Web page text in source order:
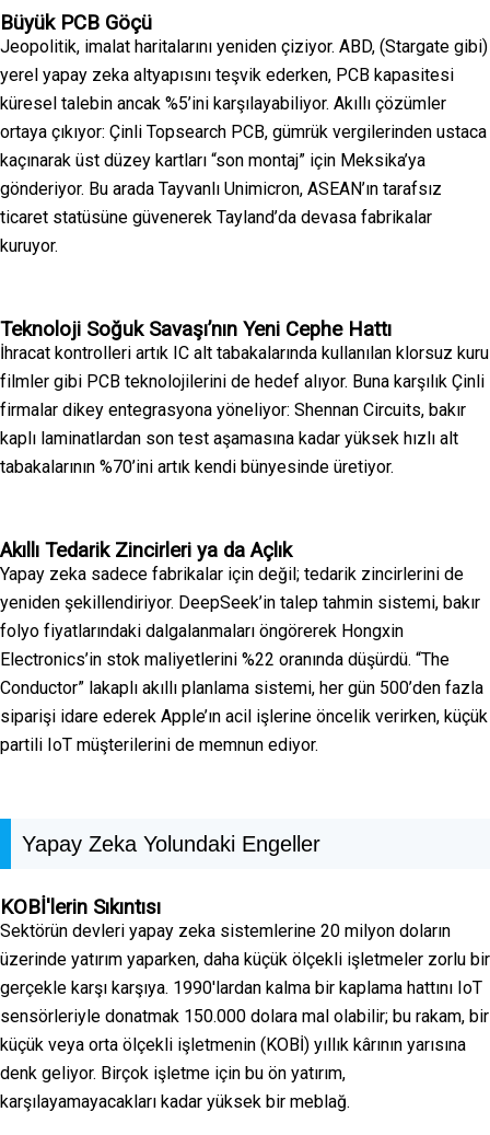
Büyük PCB Göçü
Jeopolitik, imalat haritalarını yeniden çiziyor. ABD, (Stargate gibi)
yerel yapay zeka altyapısını teşvik ederken, PCB kapasitesi
küresel talebin ancak %5’ini karşılayabiliyor. Akıllı çözümler
ortaya çıkıyor: Çinli Topsearch PCB, gümrük vergilerinden ustaca
kaçınarak üst düzey kartları “son montaj” için Meksika’ya
gönderiyor. Bu arada Tayvanlı Unimicron, ASEAN’ın tarafsız
ticaret statüsüne güvenerek Tayland’da devasa fabrikalar
kuruyor.
Teknoloji Soğuk Savaşı’nın Yeni Cephe Hattı
İhracat kontrolleri artık IC alt tabakalarında kullanılan klorsuz kuru
filmler gibi PCB teknolojilerini de hedef alıyor. Buna karşılık Çinli
firmalar dikey entegrasyona yöneliyor: Shennan Circuits, bakır
kaplı laminatlardan son test aşamasına kadar yüksek hızlı alt
tabakalarının %70’ini artık kendi bünyesinde üretiyor.
Akıllı Tedarik Zincirleri ya da Açlık
Yapay zeka sadece fabrikalar için değil; tedarik zincirlerini de
yeniden şekillendiriyor. DeepSeek’in talep tahmin sistemi, bakır
folyo fiyatlarındaki dalgalanmaları öngörerek Hongxin
Electronics’in stok maliyetlerini %22 oranında düşürdü. “The
Conductor” lakaplı akıllı planlama sistemi, her gün 500’den fazla
siparişi idare ederek Apple’ın acil işlerine öncelik verirken, küçük
partili IoT müşterilerini de memnun ediyor.
Yapay Zeka Yolundaki Engeller
KOBİ'lerin Sıkıntısı
Sektörün devleri yapay zeka sistemlerine 20 milyon doların
üzerinde yatırım yaparken, daha küçük ölçekli işletmeler zorlu bir
gerçekle karşı karşıya. 1990'lardan kalma bir kaplama hattını IoT
sensörleriyle donatmak 150.000 dolara mal olabilir; bu rakam, bir
küçük veya orta ölçekli işletmenin (KOBİ) yıllık kârının yarısına
denk geliyor. Birçok işletme için bu ön yatırım,
karşılayamayacakları kadar yüksek bir meblağ.